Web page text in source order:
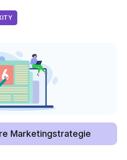
Marketingstrategie